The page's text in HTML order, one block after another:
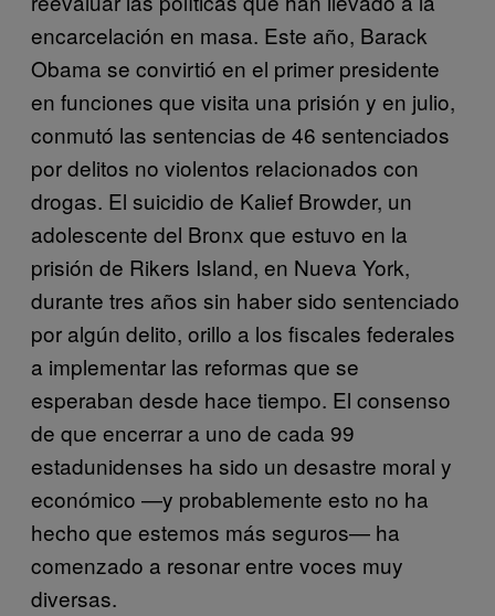
encarcelación en masa. Este año, Barack
Obama se convirtió en el primer presidente
en funciones que visita una prisión y en julio,
conmutó las sentencias de 46 sentenciados
por delitos no violentos relacionados con
drogas. El suicidio de Kalief Browder, un
adolescente del Bronx que estuvo en la
prisión de Rikers Island, en Nueva York,
durante tres años sin haber sido sentenciado
por algún delito, orillo a los fiscales federales
a implementar las reformas que se
esperaban desde hace tiempo. El consenso
de que encerrar a uno de cada 99
estadunidenses ha sido un desastre moral y
económico —y probablemente esto no ha
hecho que estemos más seguros— ha
comenzado a resonar entre voces muy
diversas.